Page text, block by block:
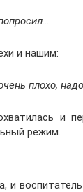
и нашим:
плохо,
и
режим.
и